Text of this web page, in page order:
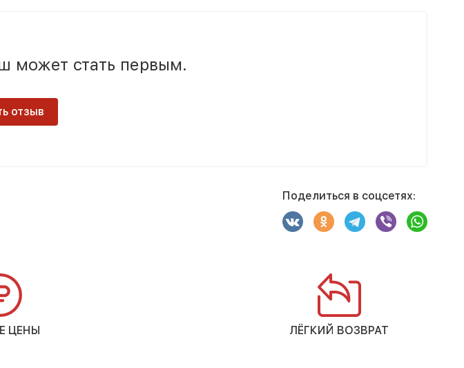
может стать первым.
отзыв
Поделиться в соцсетях:
ЦЕНЫ ЛЁГКИЙ ВОЗВРАТ